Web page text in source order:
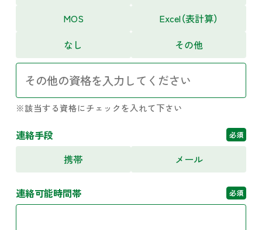
MOS
Excel（表計算）
なし
その他
※該当する資格にチェックを入れて下さい
連絡手段 必須
携帯 メール
連絡可能時間帯 必須